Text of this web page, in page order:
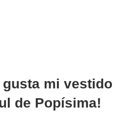
gusta mi vestido
de Popísima!